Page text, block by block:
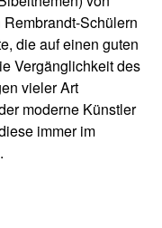
Schülern
die auf einen guten
Vergänglichkeit des
vieler Art
moderne Künstler
immer im